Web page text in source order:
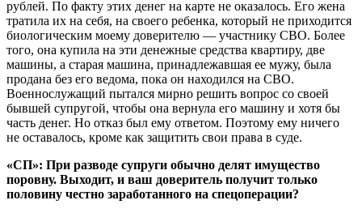
рублей. По факту этих денег на карте не оказалось. Его жена
тратила их на себя, на своего ребенка, который не приходится
биологическим моему доверителю — участнику СВО. Более
того, она купила на эти денежные средства квартиру, две
машины, а старая машина, принадлежавшая ее мужу, была
продана без его ведома, пока он находился на СВО.
Военнослужащий пытался мирно решить вопрос со своей
бывшей супругой, чтобы она вернула его машину и хотя бы
часть денег. Но отказ был ему ответом. Поэтому ему ничего
не оставалось, кроме как защитить свои права в суде.
«СП»: При разводе супруги обычно делят имущество
поровну. Выходит, и ваш доверитель получит только
половину честно заработанного на спецоперации?